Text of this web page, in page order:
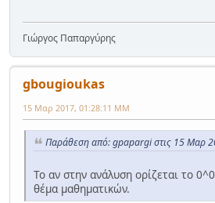
Γιώργος Παπαργύρης
gbougioukas
15 Μαρ 2017, 01:28:11 ΜΜ
Παράθεση από: gpapargi στις 15 Μαρ
Το αν στην ανάλυση ορίζεται το
θέμα μαθηματικών.